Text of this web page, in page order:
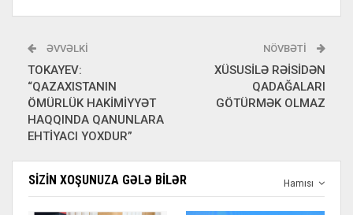
ƏVVƏLKI
TOKAYEV:
“QAZAXISTANIN
ÖMÜRLÜK HAKİMİYYƏT
HAQQINDA QANUNLARA
EHTİYACI YOXDUR”
NÖVBƏTI
XÜSUSİLƏ RƏİSİDƏN
QADAĞALARI
GÖTÜRMƏK OLMAZ
Hamısı
SIZIN XOŞUNUZA GƏLƏ BILƏR